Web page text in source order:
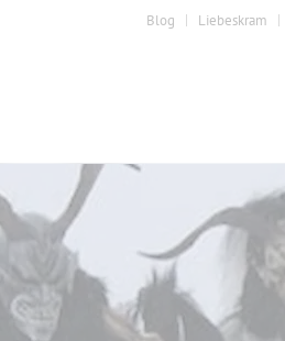
Blog Liebeskram